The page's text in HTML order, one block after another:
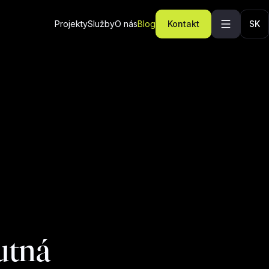
ProjektySlužbyO násBlog Kontakt SK